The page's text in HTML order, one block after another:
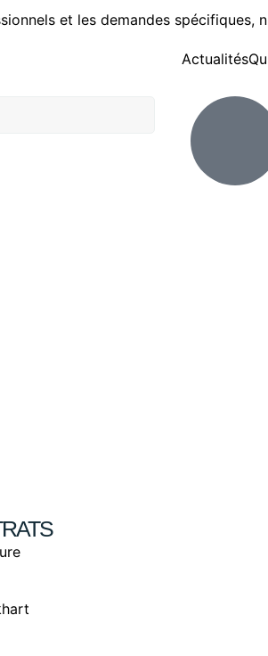
et les demandes spécifiques,
Actualités